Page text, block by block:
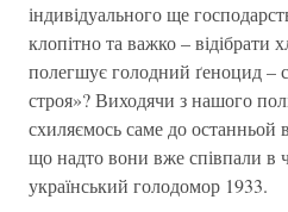
індивідуального ще
клопітно та важко – відібрати
полегшує голодний ґеноцид –
строя»? Виходячи з нашого
схиляємось саме до останньой
що надто вони вже співпали в
український голодомор 1933.